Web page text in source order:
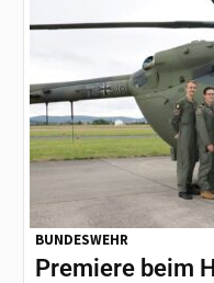
BUNDESWEHR
Premiere beim